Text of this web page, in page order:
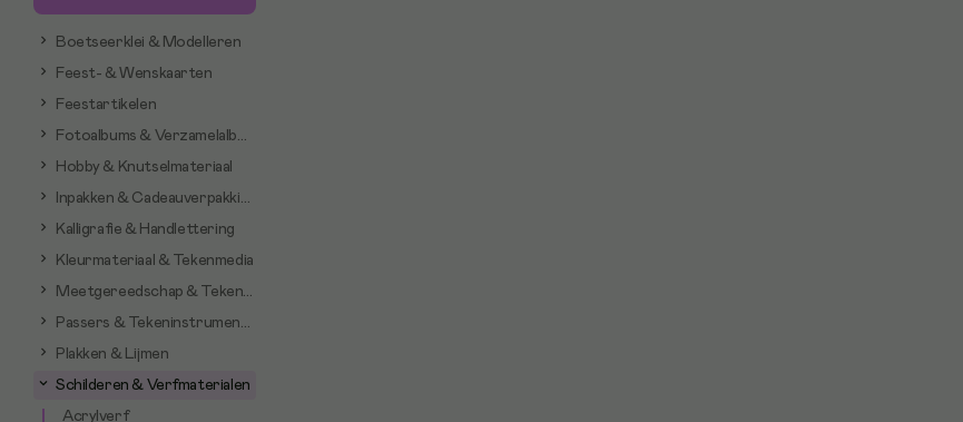
Boetseerklei & Modelleren
Feest- & Wenskaarten
Feestartikelen
Fotoalbums & Verzamelalbums
Hobby & Knutselmateriaal
Inpakken & Cadeauverpakking
Kalligrafie & Handlettering
Kleurmateriaal & Tekenmedia
Meetgereedschap & Tekenhulpmiddelen
Passers & Tekeninstrumenten
Plakken & Lijmen
Schilderen & Verfmaterialen
Acrylverf